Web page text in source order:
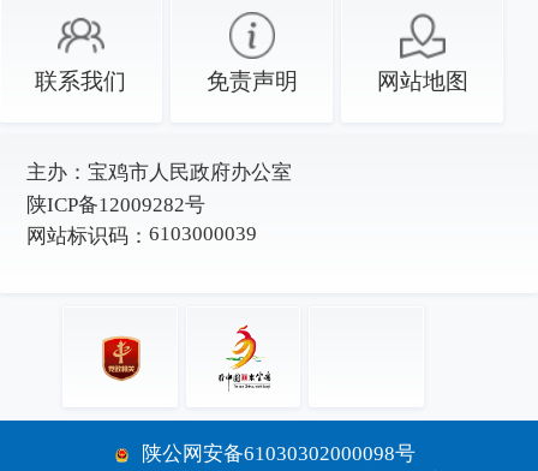
联系我们 免责声明 网站地图
主办： 宝鸡市人民政府办公室
陕ICP备12009282号
网站标识码： 6103000039
陕公网安备61030302000098号